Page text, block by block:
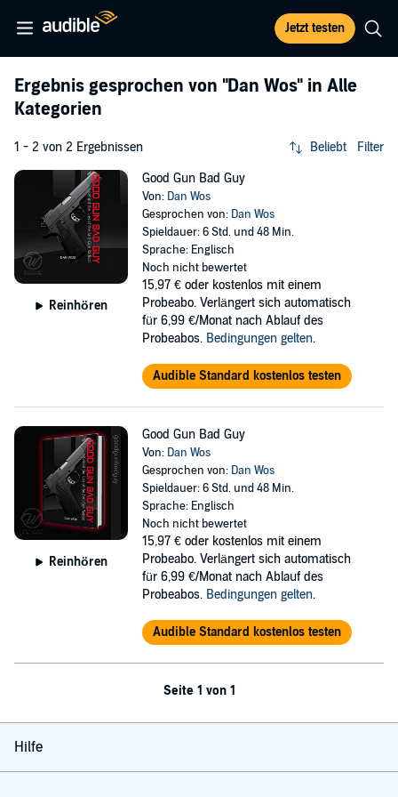
Jetzt testen
Ergebnis gesprochen von "Dan Wos" in Alle
Kategorien
1 - 2 von 2 Ergebnissen Beliebt Filter
Reinhören
Good Gun Bad Guy
Von: Dan Wos
Gesprochen von: Dan Wos
Spieldauer: 6 Std. und 48 Min.
Sprache: Englisch
Noch nicht bewertet
15,97 € oder kostenlos mit einem
Probeabo. Verlängert sich automatisch
für 6,99 €/Monat nach Ablauf des
Probeabos. Bedingungen gelten.
Audible Standard kostenlos testen
Reinhören
Good Gun Bad Guy
Von: Dan Wos
Gesprochen von: Dan Wos
Spieldauer: 6 Std. und 48 Min.
Sprache: Englisch
Noch nicht bewertet
15,97 € oder kostenlos mit einem
Probeabo. Verlängert sich automatisch
für 6,99 €/Monat nach Ablauf des
Probeabos. Bedingungen gelten.
Audible Standard kostenlos testen
Seite 1 von 1
Hilfe